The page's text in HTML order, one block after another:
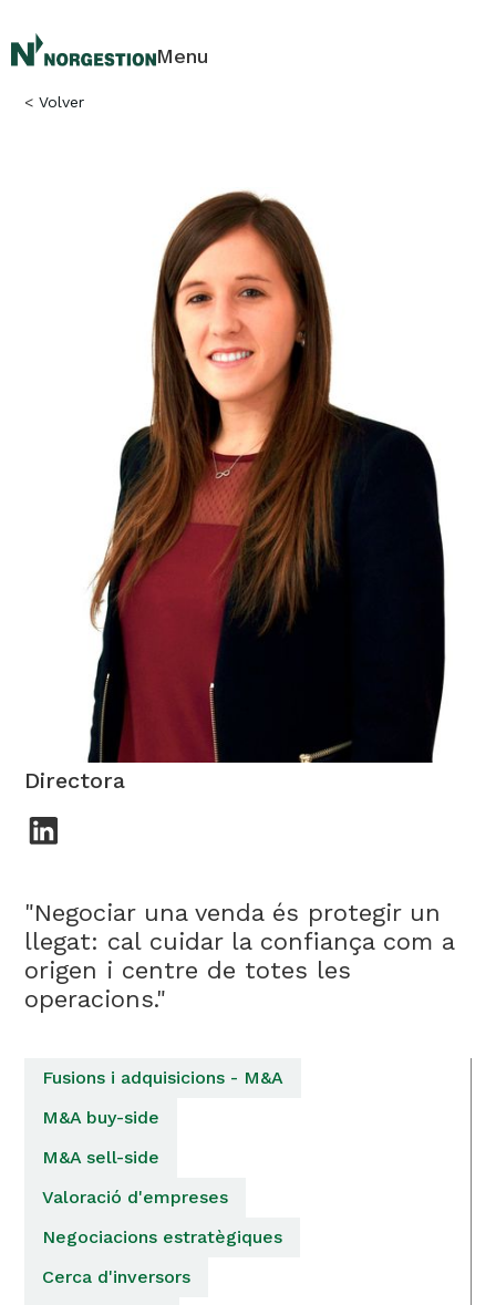
Menu
< Volver
Beatriz Ibarrondo
Directora
"Negociar una venda és protegir un
llegat: cal cuidar la confiança com a
origen i centre de totes les
operacions."
Fusions i adquisicions - M&A
M&A buy-side
M&A sell-side
Valoració d'empreses
Negociacions estratègiques
Cerca d'inversors